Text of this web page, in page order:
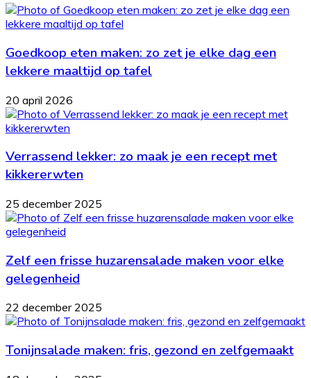
Goedkoop eten maken: zo zet je elke dag een
lekkere maaltijd op tafel
20 april 2026
Verrassend lekker: zo maak je een recept met
kikkererwten
25 december 2025
Zelf een frisse huzarensalade maken voor elke
gelegenheid
22 december 2025
Tonijnsalade maken: fris, gezond en zelfgemaakt